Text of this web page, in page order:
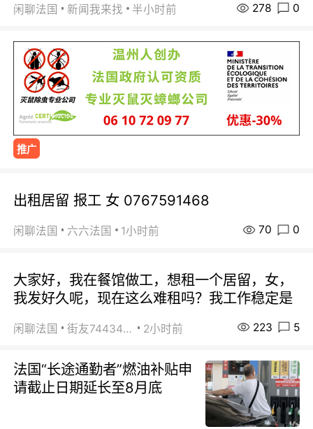
闲聊法国 新闻我来找 半小时前 278 0
推广
出租居留 报工 女 0767591468
闲聊法国 六六法国 1小时前 70 0
大家好，我在餐馆做工，想租一个居留，女，
我发好久呢，现在这么难租吗？我工作稳定是
闲聊法国 街友74434350 2小时前 223 5
法国“长途通勤者”燃油补贴申
请截止日期延长至8月底